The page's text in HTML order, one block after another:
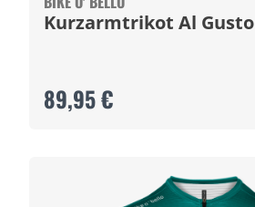
Kurzarmtrikot Al Gusto
89,95 €